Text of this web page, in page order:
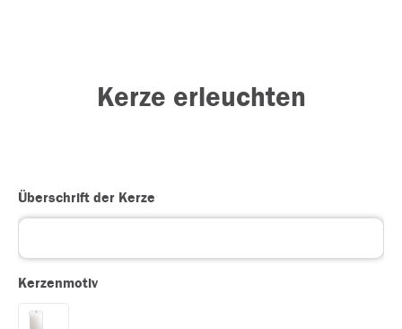
Kerze erleuchten
Überschrift der Kerze
Kerzenmotiv